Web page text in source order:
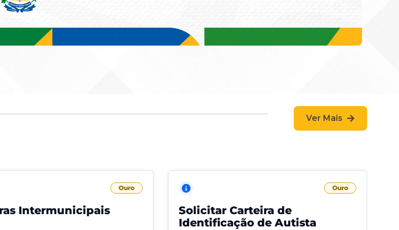
Ver Mais
Ouro
Intermunicipais
Ouro
Solicitar Carteira de
Identificação de Autista